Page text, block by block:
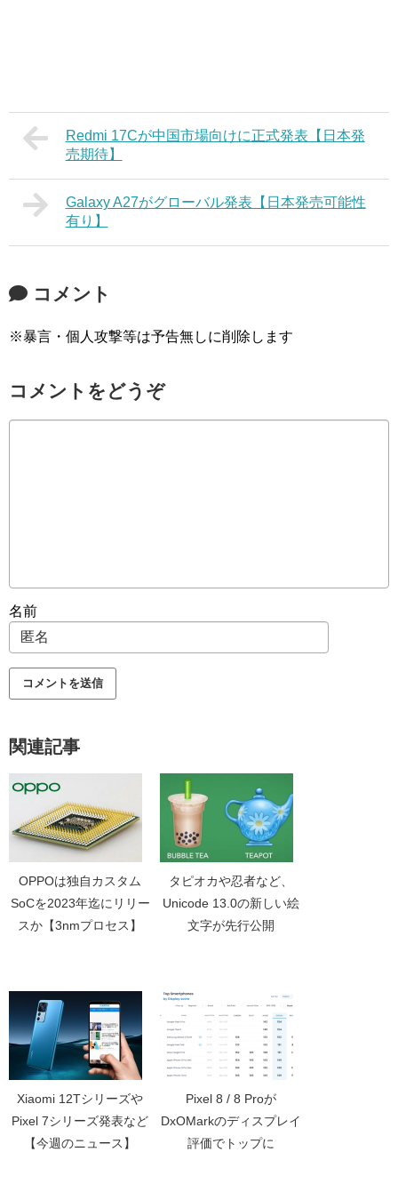
Redmi 17Cが中国市場向けに正式発表【日本発
売期待】
Galaxy A27がグローバル発表【日本発売可能性
有り】
コメント
※暴言・個人攻撃等は予告無しに削除します
コメントをどうぞ
名前
関連記事
OPPOは独自カスタム
SoCを2023年迄にリリー
スか【3nmプロセス】
タピオカや忍者など、
Unicode 13.0の新しい絵
文字が先行公開
Xiaomi 12Tシリーズや
Pixel 7シリーズ発表など
【今週のニュース】
Pixel 8 / 8 Proが
DxOMarkのディスプレイ
評価でトップに